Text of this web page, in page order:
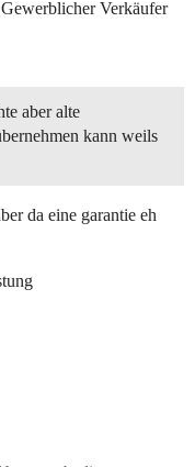
Verkäufer
aber alte
kann weils
da eine garantie eh